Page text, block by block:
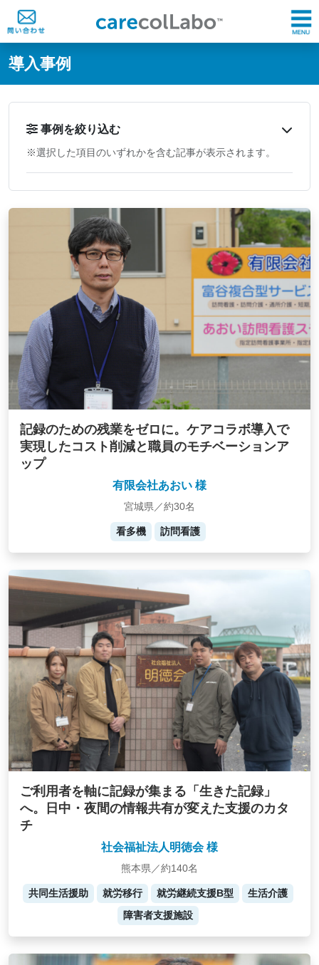
@ -0,0 +1,60 @@
導入事例
事例を絞り込む
※選択した項目のいずれかを含む記事が表示されます。
記録のための残業をゼロに。ケアコラボ導入で
実現したコスト削減と職員のモチベーションア
ップ
有限会社あおい 様
宮城県／約30名
看多機 訪問看護
ご利用者を軸に記録が集まる「生きた記録」
へ。日中・夜間の情報共有が変えた支援のカタ
チ
社会福祉法人明徳会 様
熊本県／約140名
共同生活援助 就労移行 就労継続支援B型
生活介護
障害者支援施設